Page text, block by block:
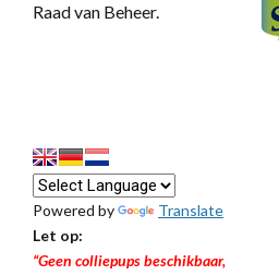
Raad van Beheer.
Powered by
Translate
Let op:
“Geen colliepups beschikbaar,